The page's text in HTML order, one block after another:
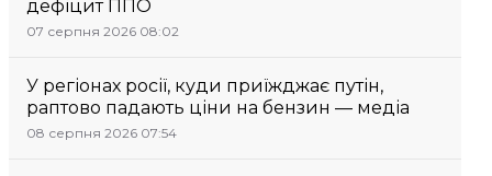
дефіцит ППО
07 серпня 2026 08:02
У регіонах росії, куди приїжджає путін,
раптово падають ціни на бензин — медіа
08 серпня 2026 07:54